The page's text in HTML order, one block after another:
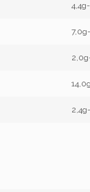
4,4g-
7,0g-
2,4g-